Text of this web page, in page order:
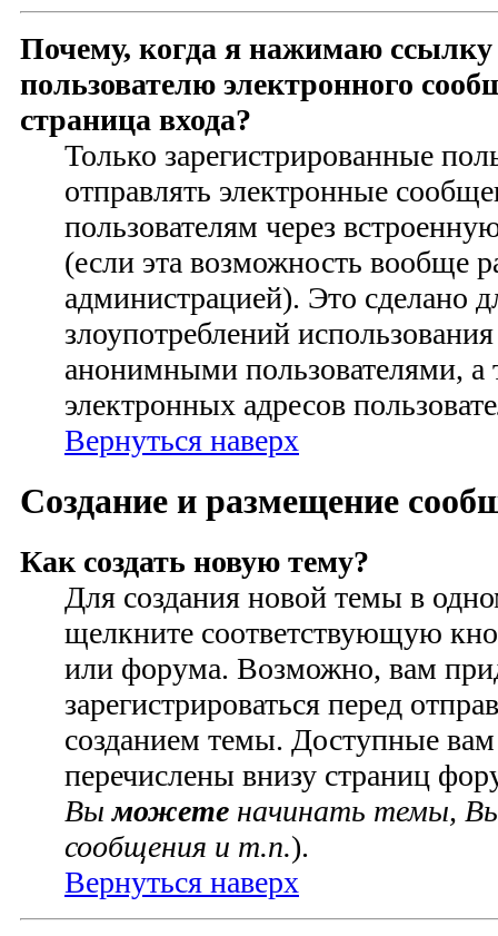
Почему, когда я нажимаю
пользователю электронного
страница входа?
Только зарегистрированные
отправлять электронные
пользователям через
(если эта возможность вообще
администрацией). Это сделано
злоупотреблений
анонимными пользователями, а
электронных адресов
Вернуться наверх
Создание и размещение
Как создать новую тему?
Для создания новой темы в
щелкните соответствующую
или форума. Возможно, вам
зарегистрироваться перед
созданием темы. Доступные
перечислены внизу страниц
Выможете начинать темы,
сообщения и т.п.).
Вернуться наверх